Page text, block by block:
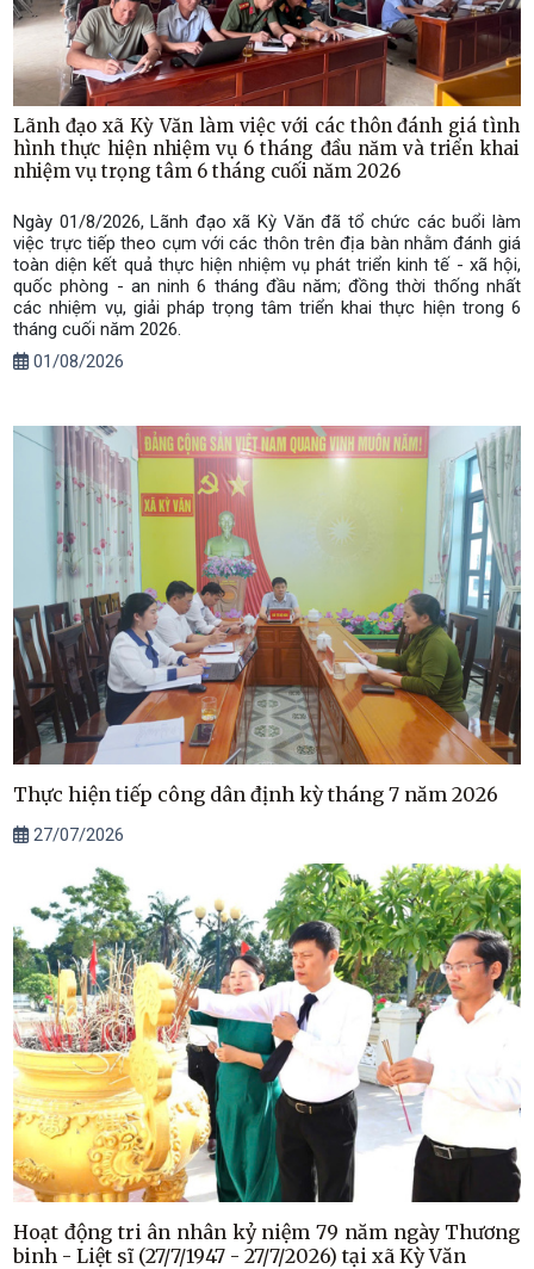
Lãnh đạo xã Kỳ Văn làm việc với các thôn đánh giá tình
hình thực hiện nhiệm vụ 6 tháng đầu năm và triển khai
nhiệm vụ trọng tâm 6 tháng cuối năm 2026
Ngày 01/8/2026, Lãnh đạo xã Kỳ Văn đã tổ chức các buổi làm
việc trực tiếp theo cụm với các thôn trên địa bàn nhằm đánh giá
toàn diện kết quả thực hiện nhiệm vụ phát triển kinh tế - xã hội,
quốc phòng - an ninh 6 tháng đầu năm; đồng thời thống nhất
các nhiệm vụ, giải pháp trọng tâm triển khai thực hiện trong 6
tháng cuối năm 2026.
01/08/2026
Thực hiện tiếp công dân định kỳ tháng 7 năm 2026
27/07/2026
Hoạt động tri ân nhân kỷ niệm 79 năm ngày Thương
binh - Liệt sĩ (27/7/1947 - 27/7/2026) tại xã Kỳ Văn